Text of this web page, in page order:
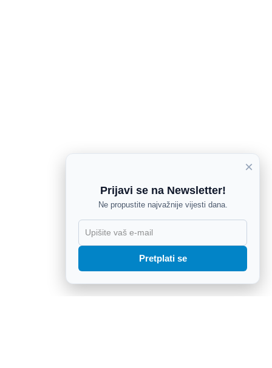
×
Prijavi se na Newsletter!
Ne propustite najvažnije vijesti dana.
Pretplati se